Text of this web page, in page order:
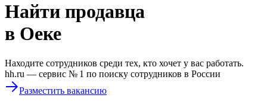
Найти продавца
в Оеке
Находите сотрудников среди тех, кто хочет у вас работать.
hh.ru — сервис № 1 по поиску сотрудников в России
Разместить вакансию